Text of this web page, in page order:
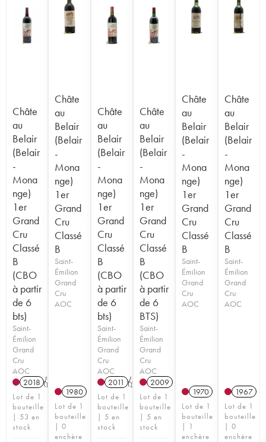
Châte
au
Belair
(Belair
-
Mona
nge)
1er
Grand
Cru
Classé
B
(CBO
à partir
de 6
bts)
Saint-
Émilion
Grand
Cru
AOC
2018 T
Lot de 1
bouteille
| 53 en
stock
Châte
au
Belair
(Belair
-
Mona
nge)
1er
Grand
Cru
Classé
B
Saint-
Émilion
Grand
Cru
AOC
1980
Lot de 1
bouteille
| 0
enchère
Châte
au
Belair
(Belair
-
Mona
nge)
1er
Grand
Cru
Classé
B
(CBO
à partir
de 6
bts)
Saint-
Émilion
Grand
Cru
AOC
2011 T
Lot de 1
bouteille
| 5 en
stock
Châte
au
Belair
(Belair
-
Mona
nge)
1er
Grand
Cru
Classé
B
(CBO
à partir
de 6
BTS)
Saint-
Émilion
Grand
Cru
AOC
2009
Lot de 1
bouteille
| 5 en
stock
Châte
au
Belair
(Belair
-
Mona
nge)
1er
Grand
Cru
Classé
B
Saint-
Émilion
Grand
Cru
AOC
1970
Lot de 1
bouteille
| 1
enchère
Châte
au
Belair
(Belair
-
Mona
nge)
1er
Grand
Cru
Classé
B
Saint-
Émilion
Grand
Cru
AOC
1967
Lot de 1
bouteille
| 0
enchère